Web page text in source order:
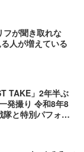
が聞き取れな
人が増えている
TAKE」2年半ぶ
発撮り 令和8年8
隊と特別パフォー